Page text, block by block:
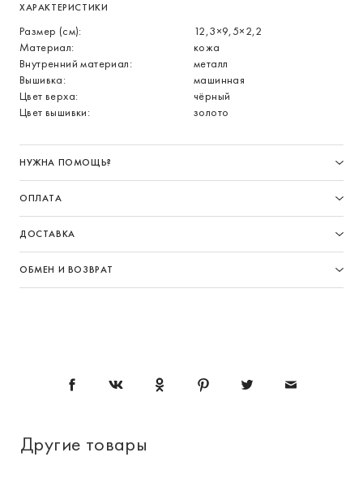
ХАРАКТЕРИСТИКИ
Размер (см):
12,3×9,5×2,2
Материал:
кожа
Внутренний материал:
металл
Вышивка:
машинная
Цвет верха:
чёрный
Цвет вышивки:
золото
НУЖНА ПОМОЩЬ?
ОПЛАТА
ДОСТАВКА
ОБМЕН И ВОЗВРАТ
Другие товары